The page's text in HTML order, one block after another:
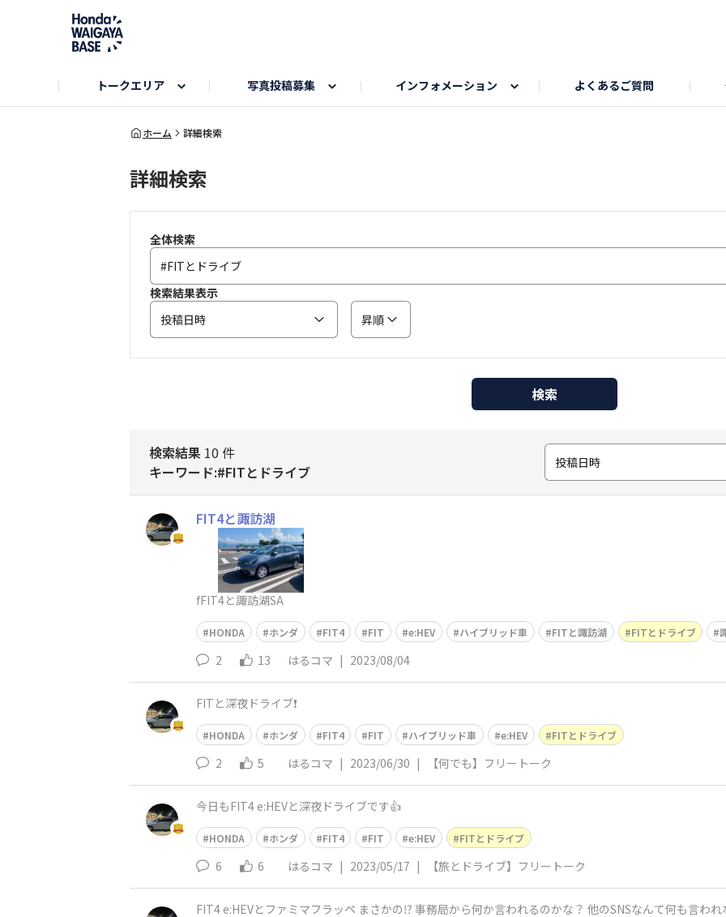
トークエリア
旅とドライブエリア
Nシリーズエリア
インターペット参加者エリア
写真投稿募集
ハロウィンアルバム
未来に残したい日本の絶景
自慢のHonda車
インフォメーション
お知らせ コミュニティガイド
よくあるご質問
Hondaキャンプ
USER'S VOICE
カーラインアップ
ホーム 詳細検索
詳細検索
全体検索
検索結果表示
投稿日時
昇順
検索
検索結果 10 件
キーワード:#FITとドライブ
投稿日時
FIT4と諏訪湖
fFIT4と諏訪湖SA
HONDA ホンダ FIT4 FIT e:HEV ハイブリッド車 FITと諏訪湖 FITとドライブ
2 13 はるコマ | 2023/08/04
FITと深夜ドライブ❗️
HONDA ホンダ FIT4 FIT ハイブリッド車 e:HEV FITとドライブ
2 5 はるコマ | 2023/06/30 | 【何でも】フリートーク
今日もFIT4 e:HEVと深夜ドライブです👍
HONDA ホンダ FIT4 FIT e:HEV FITとドライブ
6 6 はるコマ | 2023/05/17 | 【旅とドライブ】フリートーク
FIT4 e:HEVとファミマフラッペ まさかの⁉️ 事務局から何か言われるのかな？ 他のSNSなんて何も言わ